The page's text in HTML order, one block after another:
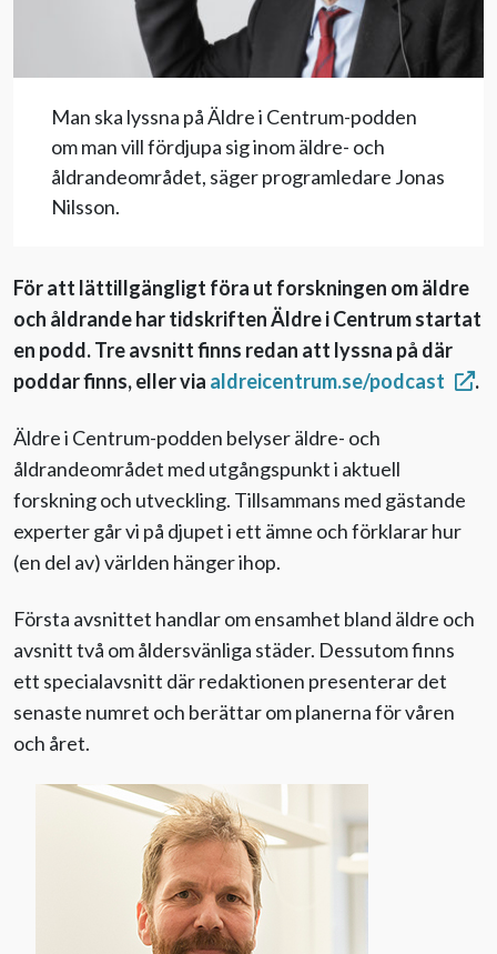
Nyhetsbrev
Till Äldre i centrum
Man ska lyssna på Äldre i Centrum-podden
om man vill fördjupa sig inom äldre- och
åldrandeområdet, säger programledare Jonas
Nilsson.
För att lättillgängligt föra ut forskningen om äldre
och åldrande har tidskriften Äldre i Centrum startat
en podd. Tre avsnitt finns redan att lyssna på där
poddar finns, eller via aldreicentrum.se/podcast .
Äldre i Centrum-podden belyser äldre- och
åldrandeområdet med utgångspunkt i aktuell
forskning och utveckling. Tillsammans med gästande
experter går vi på djupet i ett ämne och förklarar hur
(en del av) världen hänger ihop.
Första avsnittet handlar om ensamhet bland äldre och
avsnitt två om åldersvänliga städer. Dessutom finns
ett specialavsnitt där redaktionen presenterar det
senaste numret och berättar om planerna för våren
och året.